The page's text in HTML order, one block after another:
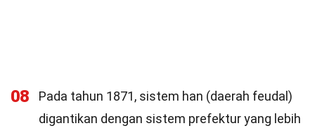
08
Pada tahun 1871, sistem han (daerah feudal)
digantikan dengan sistem prefektur yang lebih